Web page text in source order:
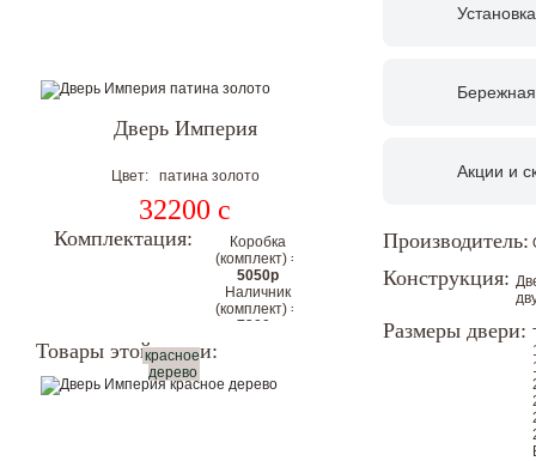
Дверь Империя
Цвет: патина золото
32200 c
Комплектация:
Коробка
(комплект) =
5050р
Наличник
(комплект) =
7200р
коробкой и
Товары этой серии:
красное
дерево
Акции и
Производитель:
Конструкция:
Размеры двери: